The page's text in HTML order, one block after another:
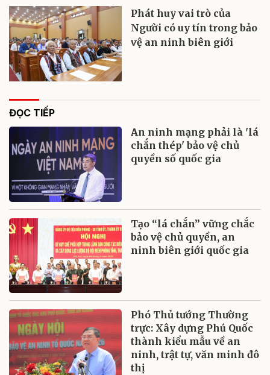
Phát huy vai trò của
Người có uy tín trong bảo
vệ an ninh biên giới
ĐỌC TIẾP
An ninh mạng phải là 'lá
chắn thép' bảo vệ chủ
quyền số quốc gia
Tạo “lá chắn” vững chắc
bảo vệ chủ quyền, an
ninh biên giới quốc gia
Phó Thủ tướng Thường
trực: Xây dựng Phú Quốc
thành kiểu mẫu về an
ninh, trật tự, văn minh đô
thị